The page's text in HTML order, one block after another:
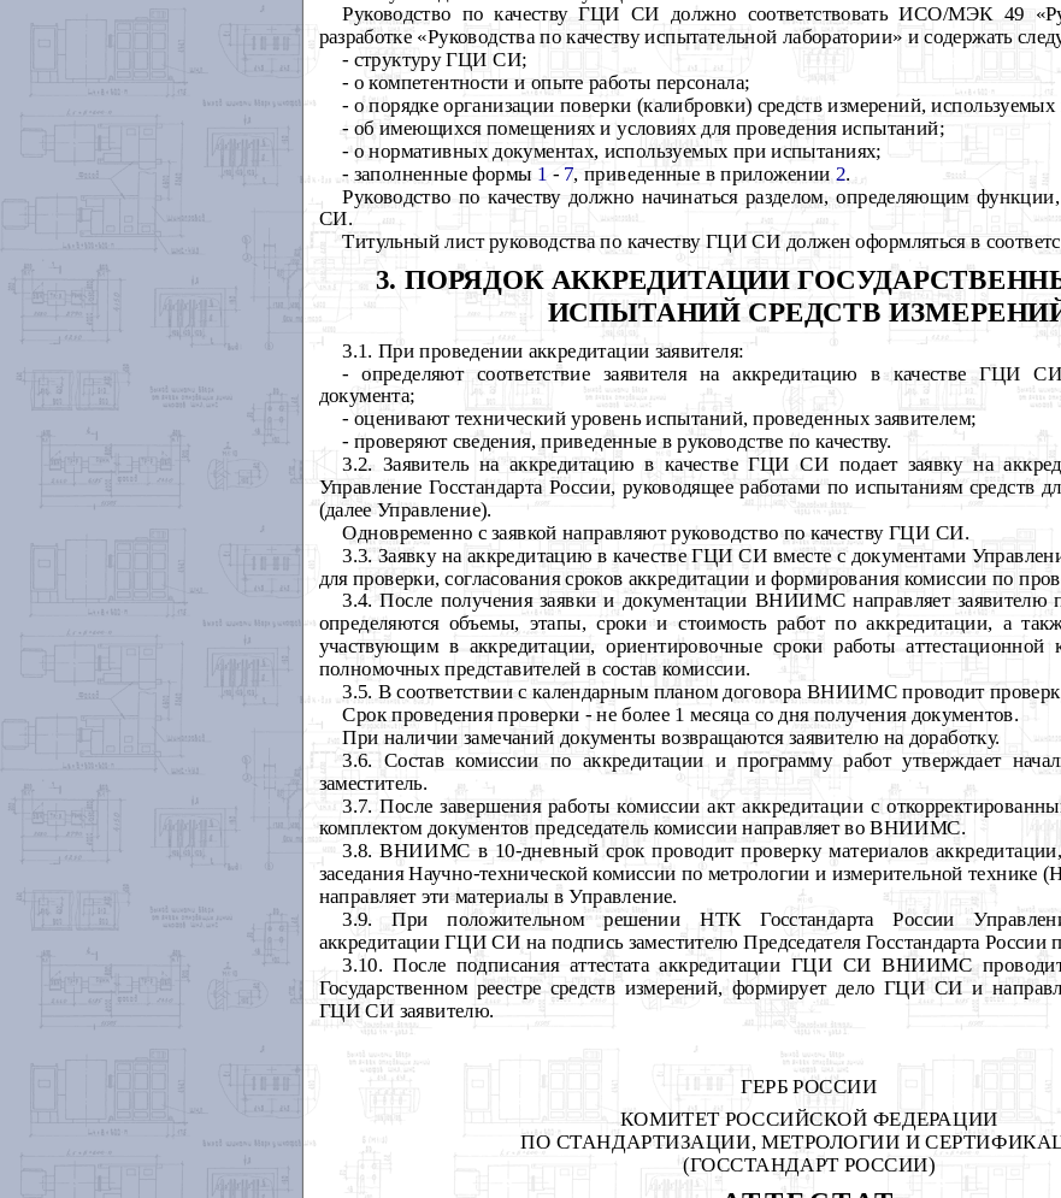
Руководство по качеству ГЦИ СИ должно соответствовать ИСО/МЭК 49
разработке «Руководства по качеству испытательной лаборатории» и содержать
- структуру ГЦИ СИ;
- о компетентности и опыте работы персонала;
- о порядке организации поверки (калибровки) средств измерений,
- об имеющихся помещениях и условиях для проведения испытаний;
- о нормативных документах, используемых при испытаниях;
- заполненные формы 1 - 7, приведенные в приложении 2.
Руководство по качеству должно начинаться разделом, определяющим
СИ.
Титульный лист руководства по качеству ГЦИ СИ должен оформляться в
3. ПОРЯДОК АККРЕДИТАЦИИ
ИСПЫТАНИЙ СРЕДСТВ
3.1. При проведении аккредитации заявителя:
- определяют соответствие заявителя на аккредитацию в качестве ГЦИ
документа;
- оценивают технический уровень испытаний, проведенных заявителем;
- проверяют сведения, приведенные в руководстве по качеству.
3.2. Заявитель на аккредитацию в качестве ГЦИ СИ подает заявку на
Управление Госстандарта России, руководящее работами по испытаниям средств
(далее Управление).
Одновременно с заявкой направляют руководство по качеству ГЦИ СИ.
3.3. Заявку на аккредитацию в качестве ГЦИ СИ вместе с документами
для проверки, согласования сроков аккредитации и формирования комиссии по
3.4. После получения заявки и документации ВНИИМС направляет заявителю
определяются объемы, этапы, сроки и стоимость работ по аккредитации, а
участвующим в аккредитации, ориентировочные сроки работы аттестационной
полномочных представителей в состав комиссии.
3.5. В соответствии с календарным планом договора ВНИИМС проводит
Срок проведения проверки - не более 1 месяца со дня получения документов.
При наличии замечаний документы возвращаются заявителю на доработку.
3.6. Состав комиссии по аккредитации и программу работ утверждает
заместитель.
3.7. После завершения работы комиссии акт аккредитации с
комплектом документов председатель комиссии направляет во ВНИИМС.
3.8. ВНИИМС в 10-дневный срок проводит проверку материалов аккредитации,
заседания Научно-технической комиссии по метрологии и измерительной технике
направляет эти материалы в Управление.
3.9. При положительном решении НТК Госстандарта России
аккредитации ГЦИ СИ на подпись заместителю Председателя Госстандарта России
3.10. После подписания аттестата аккредитации ГЦИ СИ ВНИИМС
Государственном реестре средств измерений, формирует дело ГЦИ СИ и
ГЦИ СИ заявителю.
ГЕРБ РОССИИ
КОМИТЕТ РОССИЙСКОЙ ФЕДЕРАЦИИ
ПОСТАНДАРТИЗАЦИИ, МЕТРОЛОГИИ И
(ГОССТАНДАРТ РОССИИ)